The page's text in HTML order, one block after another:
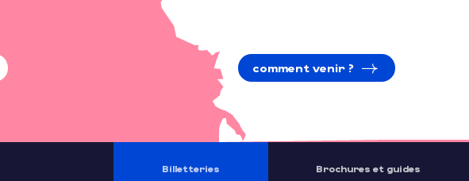
comment venir ?
Billetteries Brochures et guides